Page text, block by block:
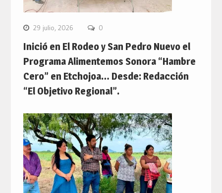
29 julio, 2026 0
Inició en El Rodeo y San Pedro Nuevo el
Programa Alimentemos Sonora “Hambre
Cero” en Etchojoa… Desde: Redacción
“El Objetivo Regional”.